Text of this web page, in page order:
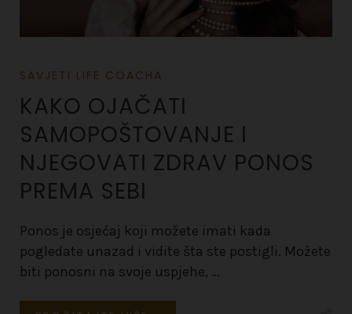
SAVJETI LIFE COACHA
KAKO OJAČATI
SAMOPOŠTOVANJE I
NJEGOVATI ZDRAV PONOS
PREMA SEBI
Ponos je osjećaj koji možete imati kada
pogledate unazad i vidite šta ste postigli. Možete
biti ponosni na svoje uspjehe, …